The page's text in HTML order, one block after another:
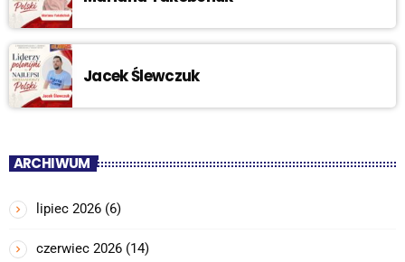
Jacek Ślewczuk
ARCHIWUM
lipiec 2026 (6)
czerwiec 2026 (14)